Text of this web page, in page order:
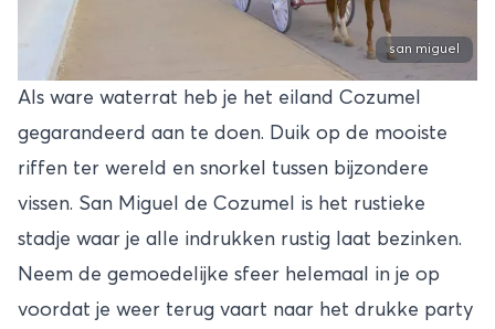
san miguel
Als ware waterrat heb je het eiland Cozumel
gegarandeerd aan te doen. Duik op de mooiste
riffen ter wereld en snorkel tussen bijzondere
vissen. San Miguel de Cozumel is het rustieke
stadje waar je alle indrukken rustig laat bezinken.
Neem de gemoedelijke sfeer helemaal in je op
voordat je weer terug vaart naar het drukke party